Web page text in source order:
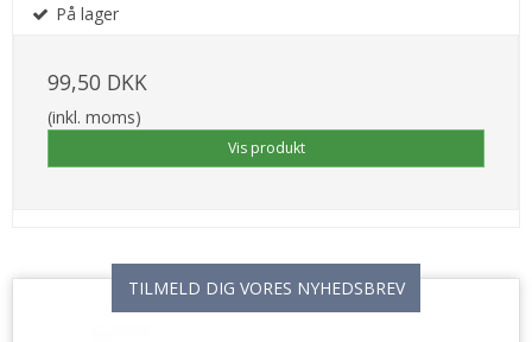
På lager
99,50 DKK
(inkl. moms)
Vis produkt
TILMELD DIG VORES NYHEDSBREV